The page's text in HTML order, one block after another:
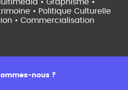
• Graphisme •
• Politique Culturelle
• Commercialisation
nous ?